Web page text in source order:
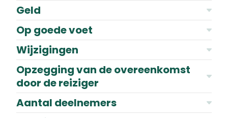
Geld
Op goede voet
Wijzigingen
Opzegging van de overeenkomst
door de reiziger
Aantal deelnemers